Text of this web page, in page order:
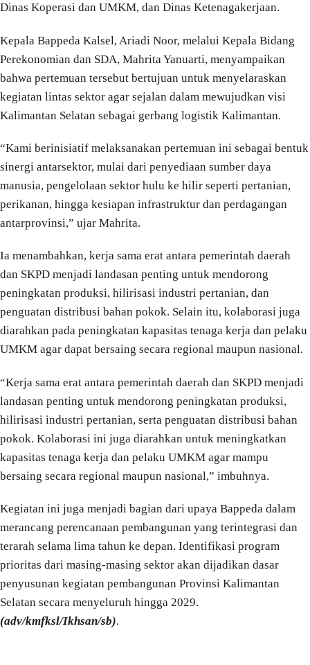
Dinas Koperasi dan UMKM, dan Dinas Ketenagakerjaan.
Kepala Bappeda Kalsel, Ariadi Noor, melalui Kepala Bidang
Perekonomian dan SDA, Mahrita Yanuarti, menyampaikan
bahwa pertemuan tersebut bertujuan untuk menyelaraskan
kegiatan lintas sektor agar sejalan dalam mewujudkan visi
Kalimantan Selatan sebagai gerbang logistik Kalimantan.
“Kami berinisiatif melaksanakan pertemuan ini sebagai bentuk
sinergi antarsektor, mulai dari penyediaan sumber daya
manusia, pengelolaan sektor hulu ke hilir seperti pertanian,
perikanan, hingga kesiapan infrastruktur dan perdagangan
antarprovinsi,” ujar Mahrita.
Ia menambahkan, kerja sama erat antara pemerintah daerah
dan SKPD menjadi landasan penting untuk mendorong
peningkatan produksi, hilirisasi industri pertanian, dan
penguatan distribusi bahan pokok. Selain itu, kolaborasi juga
diarahkan pada peningkatan kapasitas tenaga kerja dan pelaku
UMKM agar dapat bersaing secara regional maupun nasional.
“Kerja sama erat antara pemerintah daerah dan SKPD menjadi
landasan penting untuk mendorong peningkatan produksi,
hilirisasi industri pertanian, serta penguatan distribusi bahan
pokok. Kolaborasi ini juga diarahkan untuk meningkatkan
kapasitas tenaga kerja dan pelaku UMKM agar mampu
bersaing secara regional maupun nasional,” imbuhnya.
Kegiatan ini juga menjadi bagian dari upaya Bappeda dalam
merancang perencanaan pembangunan yang terintegrasi dan
terarah selama lima tahun ke depan. Identifikasi program
prioritas dari masing-masing sektor akan dijadikan dasar
penyusunan kegiatan pembangunan Provinsi Kalimantan
Selatan secara menyeluruh hingga 2029.
(adv/kmfksl/Ikhsan/sb).